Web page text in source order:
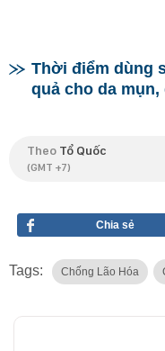
Thời điểm dùng
quả cho da mụn,
Theo Tổ Quốc
(GMT +7)
Chia sẻ
Tags: Chống Lão Hóa